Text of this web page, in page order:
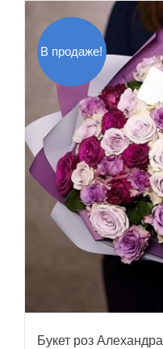
В продаже!
Букет роз Алехандра